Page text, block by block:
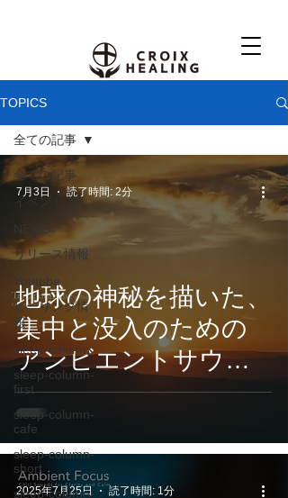
TOPICS
全ての記事
イベント
NEWS
リリース情報
Youtube
ヒーリング情
報
sleep-column
sleep-column-
first
sleep-column-
cafe
sleep-column-
short
sleep-column-
全ての記事
地球の神秘を描いた、
集中と没入のための
アンビエントサウン
ド。CROIX
HEALING『
TerranovaPulse -
HiddenMantles 』7月
7月3日 読了時間: 2分
2025年7月25日 読了時間: 1分